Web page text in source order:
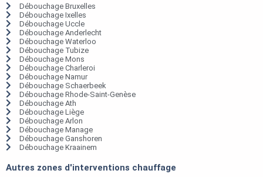
Débouchage Bruxelles
Débouchage Ixelles
Débouchage Uccle
Débouchage Anderlecht
Débouchage Waterloo
Débouchage Tubize
Débouchage Mons
Débouchage Charleroi
Débouchage Namur
Débouchage Schaerbeek
Débouchage Rhode-Saint-Genèse
Débouchage Ath
Débouchage Liège
Débouchage Arlon
Débouchage Manage
Débouchage Ganshoren
Débouchage Kraainem
Autres zones d'interventions chauffage